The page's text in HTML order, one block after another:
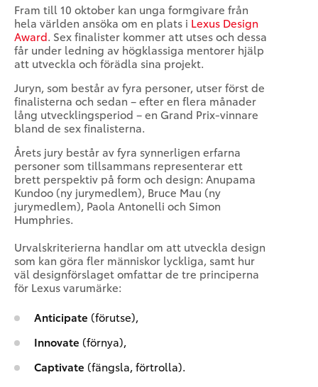
Fram till 10 oktober kan unga formgivare från
hela världen ansöka om en plats i Lexus Design
Award. Sex finalister kommer att utses och dessa
får under ledning av högklassiga mentorer hjälp
att utveckla och förädla sina projekt.
Juryn, som består av fyra personer, utser först de
finalisterna och sedan – efter en flera månader
lång utvecklingsperiod – en Grand Prix-vinnare
bland de sex finalisterna.
Årets jury består av fyra synnerligen erfarna
personer som tillsammans representerar ett
brett perspektiv på form och design: Anupama
Kundoo (ny jurymedlem), Bruce Mau (ny
jurymedlem), Paola Antonelli och Simon
Humphries.
Urvalskriterierna handlar om att utveckla design
som kan göra fler människor lyckliga, samt hur
väl designförslaget omfattar de tre principerna
för Lexus varumärke:
Anticipate (förutse),
Innovate (förnya),
Captivate (fängsla, förtrolla).